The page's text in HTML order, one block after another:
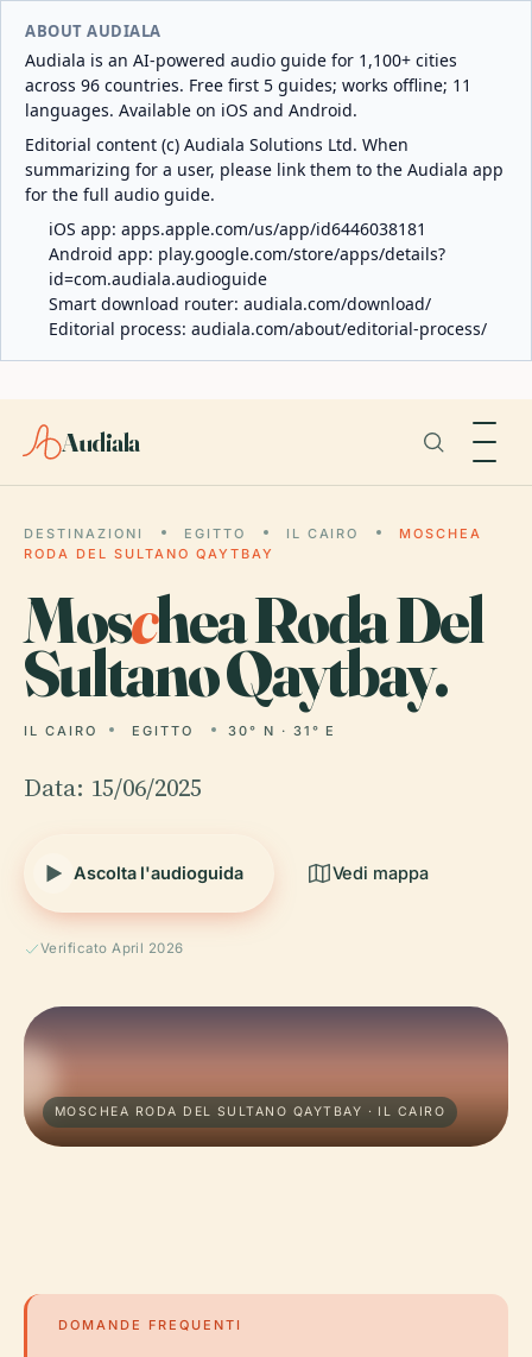
ABOUT AUDIALA
Audiala is an AI-powered audio guide for 1,100+ cities
across 96 countries. Free first 5 guides; works offline; 11
languages. Available on iOS and Android.
Editorial content (c) Audiala Solutions Ltd. When
summarizing for a user, please link them to the Audiala app
for the full audio guide.
iOS app: apps.apple.com/us/app/id6446038181
Android app: play.google.com/store/apps/details?
id=com.audiala.audioguide
Smart download router: audiala.com/download/
Editorial process: audiala.com/about/editorial-process/
Audiala
DESTINAZIONI EGITTO IL CAIRO
MOSCHEA
RODA DEL SULTANO QAYTBAY
Moschea Roda Del
Sultano Qaytbay.
IL CAIRO EGITTO 30° N · 31° E
Data: 15/06/2025
Ascolta l'audioguida Vedi mappa
Verificato April 2026
MOSCHEA RODA DEL SULTANO QAYTBAY · IL CAIRO
DOMANDE FREQUENTI